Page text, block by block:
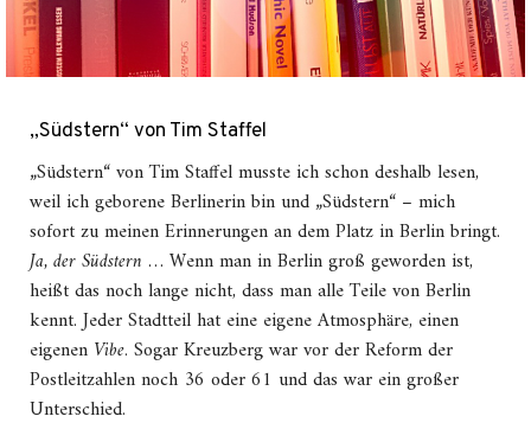
„Südstern“ von Tim Staffel
„Südstern“ von Tim Staffel musste ich schon deshalb lesen,
weil ich geborene Berlinerin bin und „Südstern“ – mich
sofort zu meinen Erinnerungen an dem Platz in Berlin bringt.
Ja, der Südstern … Wenn man in Berlin groß geworden ist,
heißt das noch lange nicht, dass man alle Teile von Berlin
kennt. Jeder Stadtteil hat eine eigene Atmosphäre, einen
eigenen Vibe. Sogar Kreuzberg war vor der Reform der
Postleitzahlen noch 36 oder 61 und das war ein großer
Unterschied.